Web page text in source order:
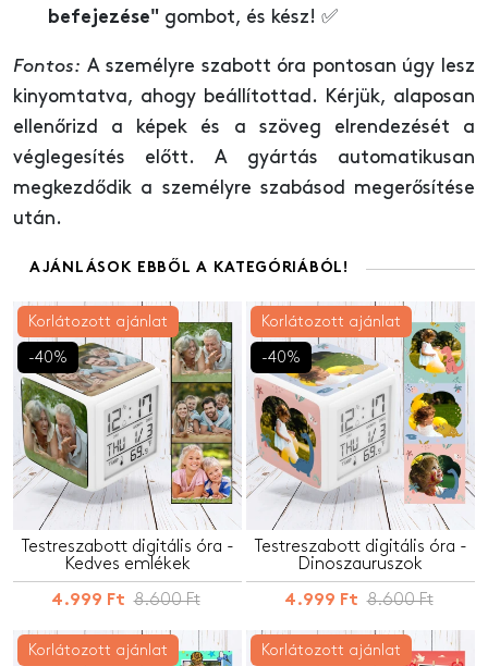
befejezése" gombot, és kész! ✅
Fontos: A személyre szabott óra pontosan úgy lesz
kinyomtatva, ahogy beállítottad. Kérjük, alaposan
ellenőrizd a képek és a szöveg elrendezését a
véglegesítés előtt. A gyártás automatikusan
megkezdődik a személyre szabásod megerősítése
után.
AJÁNLÁSOK EBBŐL A KATEGÓRIÁBÓL!
Korlátozott ajánlat
-40%
Testreszabott digitális óra -
Kedves emlékek
4.999 Ft 8.600 Ft
Korlátozott ajánlat
-40%
Testreszabott digitális óra -
Dinoszauruszok
4.999 Ft 8.600 Ft
Korlátozott ajánlat Korlátozott ajánlat